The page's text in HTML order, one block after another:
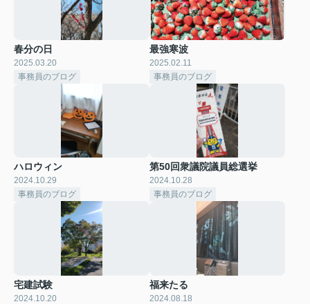
春分の日
2025.03.20
事務員のブログ
最強寒波
2025.02.11
事務員のブログ
ハロウィン
2024.10.29
事務員のブログ
第50回衆議院議員総選挙
2024.10.28
事務員のブログ
宅建試験
2024.10.20
福来たる
2024.08.18